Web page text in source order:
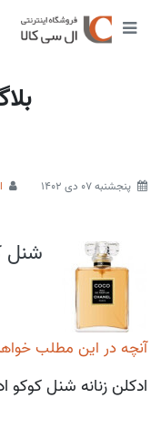
پنجشنبه 07 دی 1402
شنل
آنچه در این مطلب
ادکلن زنانه شنل کوکو